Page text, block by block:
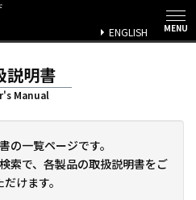
ENGLISH
説明書
Manual
の一覧ページです。
索で、各製品の取扱説明書をご
けます。